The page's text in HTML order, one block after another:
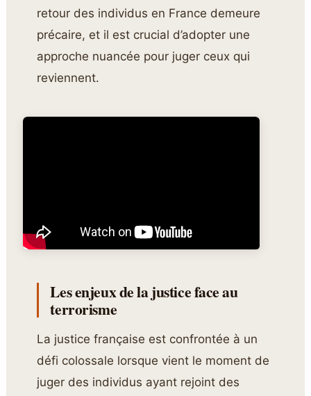
retour des individus en France demeure
précaire, et il est crucial d’adopter une
approche nuancée pour juger ceux qui
reviennent.
Les enjeux de la justice face au
terrorisme
La justice française est confrontée à un
défi colossale lorsque vient le moment de
juger des individus ayant rejoint des